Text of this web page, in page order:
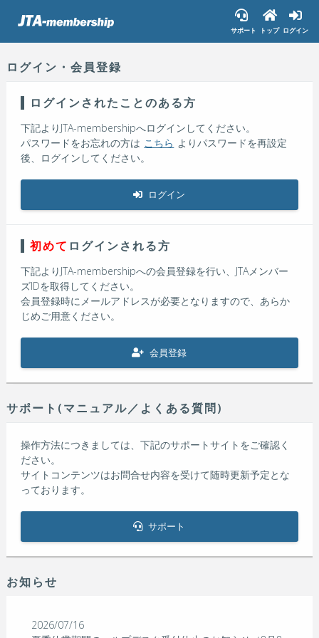
サポート トップ ログイン
ログイン・会員登録
ログインされたことのある方
下記よりJTA-membershipへログインしてください。
パスワードをお忘れの方は こちら よりパスワードを再設定
後、ログインしてください。
ログイン
初めて ログインされる方
下記よりJTA-membershipへの会員登録を行い、JTAメンバー
ズIDを取得してください。
会員登録時にメールアドレスが必要となりますので、あらか
じめご用意ください。
会員登録
サポート(マニュアル／よくある質問)
操作方法につきましては、下記のサポートサイトをご確認く
ださい。
サイトコンテンツはお問合せ内容を受けて随時更新予定とな
っております。
サポート
お知らせ
2026/07/16